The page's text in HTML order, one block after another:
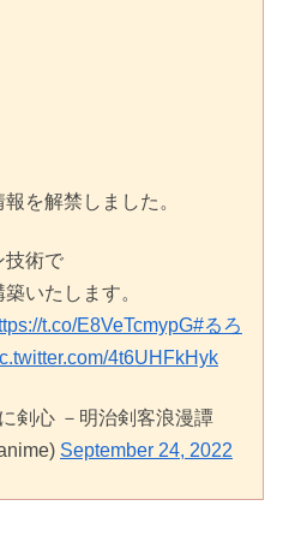
を解禁しました。
技術で
いたします。
t.co/E8VeTcmypG#るろ
4t6UHFkHyk
剣心 －明治剣客浪漫譚
September 24, 2022